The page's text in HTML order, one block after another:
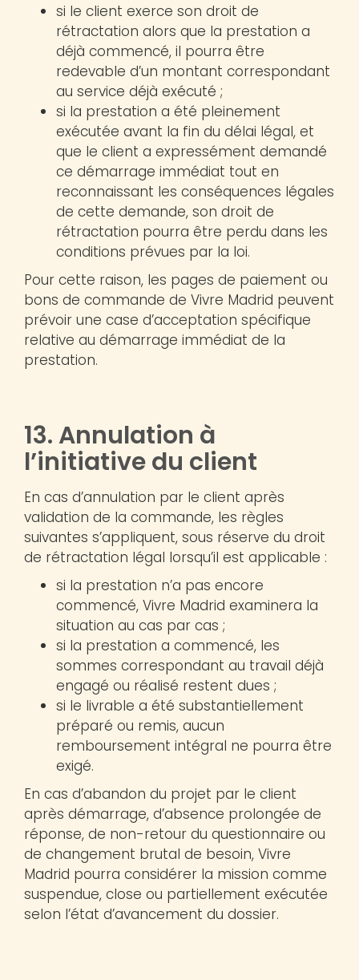
si le client exerce son droit de
rétractation alors que la prestation a
déjà commencé, il pourra être
redevable d’un montant correspondant
au service déjà exécuté ;
si la prestation a été pleinement
exécutée avant la fin du délai légal, et
que le client a expressément demandé
ce démarrage immédiat tout en
reconnaissant les conséquences légales
de cette demande, son droit de
rétractation pourra être perdu dans les
conditions prévues par la loi.
Pour cette raison, les pages de paiement ou
bons de commande de Vivre Madrid peuvent
prévoir une case d’acceptation spécifique
relative au démarrage immédiat de la
prestation.
13. Annulation à
l’initiative du client
En cas d’annulation par le client après
validation de la commande, les règles
suivantes s’appliquent, sous réserve du droit
de rétractation légal lorsqu’il est applicable :
si la prestation n’a pas encore
commencé, Vivre Madrid examinera la
situation au cas par cas ;
si la prestation a commencé, les
sommes correspondant au travail déjà
engagé ou réalisé restent dues ;
si le livrable a été substantiellement
préparé ou remis, aucun
remboursement intégral ne pourra être
exigé.
En cas d’abandon du projet par le client
après démarrage, d’absence prolongée de
réponse, de non-retour du questionnaire ou
de changement brutal de besoin, Vivre
Madrid pourra considérer la mission comme
suspendue, close ou partiellement exécutée
selon l’état d’avancement du dossier.